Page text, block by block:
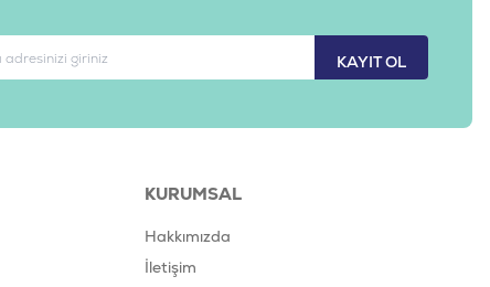
KAYIT OL
KURUMSAL
Hakkımızda
İletişim